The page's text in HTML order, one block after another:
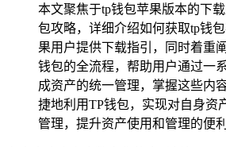
本文聚焦于tp钱包苹果版本的下
包攻略，详细介绍如何获取tp钱
果用户提供下载指引，同时着重
钱包的全流程，帮助用户通过一
成资产的统一管理，掌握这些内
捷地利用TP钱包，实现对自身资
管理，提升资产使用和管理的便